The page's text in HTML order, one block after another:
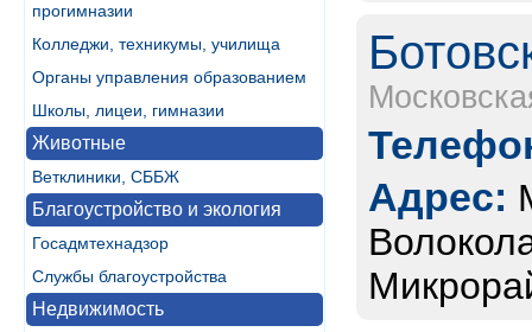
прогимназии
Колледжи, техникумы, училища
Органы управления образованием
Школы, лицеи, гимназии
Животные
Ветклиники, СББЖ
Благоустройство и экология
Госадмтехнадзор
Службы благоустройства
Недвижимость
Адрес: